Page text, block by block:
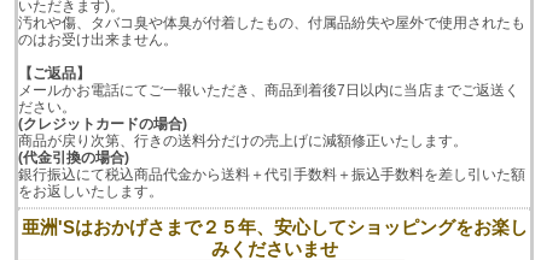
いただきます)。
汚れや傷、タバコ臭や体臭が付着したもの、付属品紛失や屋外で使用されたも
のはお受け出来ません。
【ご返品】
メールかお電話にてご一報いただき、商品到着後7日以内に当店までご返送く
ださい。
(クレジットカードの場合)
商品が戻り次第、行きの送料分だけの売上げに減額修正いたします。
(代金引換の場合)
銀行振込にて税込商品代金から送料＋代引手数料＋振込手数料を差し引いた額
をお返しいたします。
亜洲'Sはおかげさまで２５年、安心してショッピングをお楽し
みくださいませ